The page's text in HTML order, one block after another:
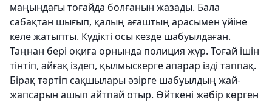
маңындағы тоғайда болғанын жазады. Бала
сабақтан шығып, қалың ағаштың арасымен үйіне
келе жатыпты. Күдікті осы кезде шабуылдаған.
Таңнан бері оқиға орнында полиция жүр. Тоғай ішін
тінтіп, айғақ іздеп, қылмыскерге апарар ізді таппақ.
Бірақ тәртіп сақшылары әзірге шабуылдың жай-
жапсарын ашып айтпай отыр. Өйткені жәбір көрген